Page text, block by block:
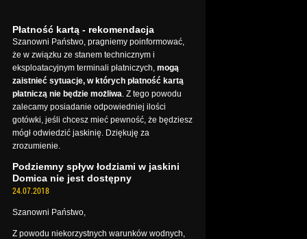
Płatność kartą - rekomendacja
Szanowni Państwo, pragniemy poinformować,
że w związku ze stanem technicznym i
eksploatacyjnym terminali płatniczych, mogą
zaistnieć sytuacje, w których płatność kartą
płatniczą nie będzie możliwa. Z tego powodu
zalecamy posiadanie odpowiedniej ilości
gotówki, jeśli chcesz mieć pewność, że będziesz
mógł odwiedzić jaskinię. Dziękuję za
zrozumienie.
Podziemny spływ łodziami w jaskini
Domica nie jest dostępny
24.07.2018
Szanowni Państwo,
Z powodu niekorzystnych warunków wodnych,